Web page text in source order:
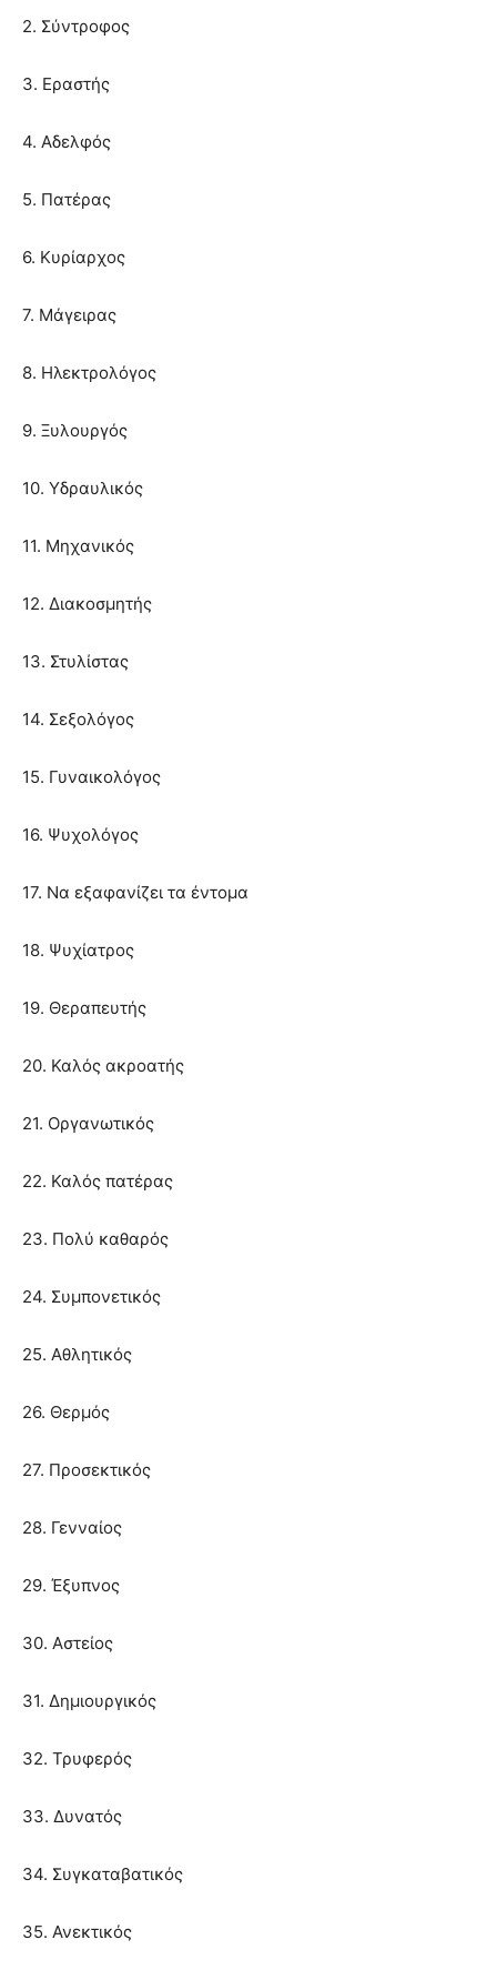
2. Σύντροφος
3. Εραστής
4. Αδελφός
5. Πατέρας
6. Κυρίαρχος
7. Μάγειρας
8. Ηλεκτρολόγος
9. Ξυλουργός
10. Υδραυλικός
11. Μηχανικός
12. Διακοσμητής
13. Στυλίστας
14. Σεξολόγος
15. Γυναικολόγος
16. Ψυχολόγος
17. Να εξαφανίζει τα έντομα
18. Ψυχίατρος
19. Θεραπευτής
20. Καλός ακροατής
21. Οργανωτικός
22. Καλός πατέρας
23. Πολύ καθαρός
24. Συμπονετικός
25. Αθλητικός
26. Θερμός
27. Προσεκτικός
28. Γενναίος
29. Έξυπνος
30. Αστείος
31. Δημιουργικός
32. Τρυφερός
33. Δυνατός
34. Συγκαταβατικός
35. Ανεκτικός